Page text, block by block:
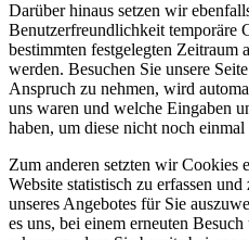
Darüber hinaus setzen wir
Benutzerfreundlichkeit temporäre
bestimmten festgelegten Zeitraum
werden. Besuchen Sie unsere
Anspruch zu nehmen, wird
uns waren und welche Eingaben
haben, um diese nicht noch einmal
Zum anderen setzten wir Cookies
Website statistisch zu erfassen
unseres Angebotes für Sie
es uns, bei einem erneuten